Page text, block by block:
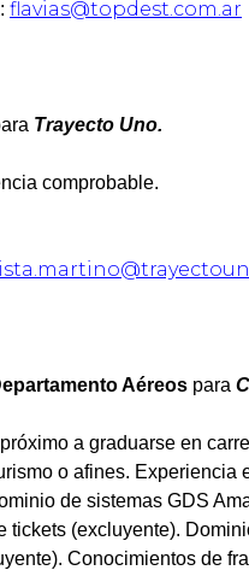
flavias@topdest.com.ar
Trayecto Uno.
comprobable.
Aéreos para
a graduarse en
o afines. Experiencia
de sistemas GDS
tickets (excluyente).
Conocimientos de